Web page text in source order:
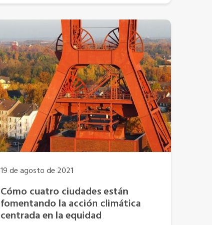
19 de agosto de 2021
Cómo cuatro ciudades están
fomentando la acción climática
centrada en la equidad